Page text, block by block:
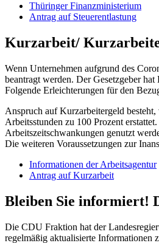
Thüringer Finanzministerium
Antrag auf Steuerentlastung
Kurzarbeit/
Wenn Unternehmen aufgrund des
beantragt werden. Der Gesetzgeber
Folgende Erleichterungen für den
Anspruch auf Kurzarbeitergeld
Arbeitsstunden zu 100 Prozent
Arbeitszeitschwankungen genutzt
Die weiteren Voraussetzungen zur
Informationen der Arbeitsagentur
Antrag auf Kurzarbeit
Bleiben Sie informiert!
Die CDU Fraktion hat der
regelmäßig aktualisierte Informationen